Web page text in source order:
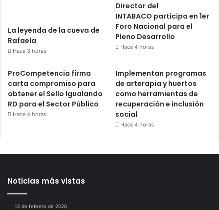
La leyenda de la cueva de
Rafaela
Hace 3 horas
Director del
INTABACO participa en 1er
Foro Nacional para el
Pleno Desarrollo
Hace 4 horas
ProCompetencia firma
carta compromiso para
obtener el Sello Igualando
RD para el Sector Público
Hace 4 horas
Implementan programas
de arterapia y huertos
como herramientas de
recuperación e inclusión
social
Hace 4 horas
Noticias más vistas
12 de febrero de 2026